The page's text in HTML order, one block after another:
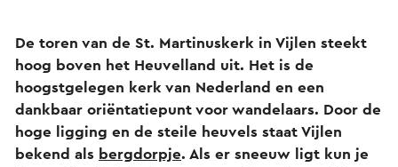
De toren van de St. Martinuskerk in Vijlen steekt
hoog boven het Heuvelland uit. Het is de
hoogstgelegen kerk van Nederland en een
dankbaar oriëntatiepunt voor wandelaars. Door de
hoge ligging en de steile heuvels staat Vijlen
bekend als bergdorpje. Als er sneeuw ligt kun je